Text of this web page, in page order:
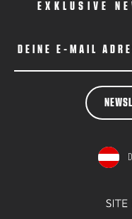
EXKLUSIVE
DEINE E-MAIL